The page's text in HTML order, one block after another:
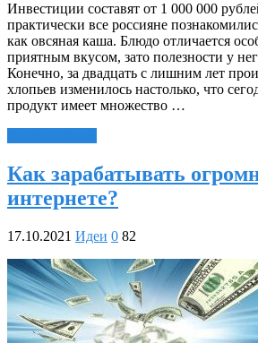
Инвестиции составят от 1 000 000
практически все россияне
как овсяная каша. Блюдо отличается
приятным вкусом, зато полезности у
Конечно, за двадцать с лишним лет
хлопьев изменилось настолько, что
продукт имеет множество …
Как зарабатывать
интернете?
17.10.2021 Идеи 0 82